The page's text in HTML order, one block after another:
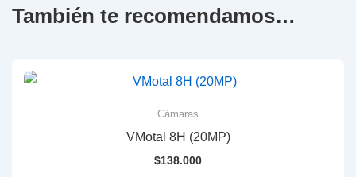
También te recomendamos…
Cámaras
VMotal 8H (20MP)
$138.000